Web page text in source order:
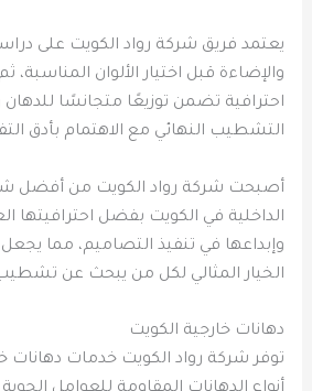
يعتمد فريق شركة رواد الكويت على
والإضاءة قبل اختيار الألوان المناسبة،
احترافية تضمن توزيعًا متجانسًا
التشطيب النهائي مع الاهتمام بأدق
أصبحت شركة رواد الكويت من أفضل
الداخلية في الكويت بفضل احترافيتها
وإبداعها في تنفيذ التصاميم، مما
الخيار المثالي لكل من يبحث عن
دهانات خارجية الكويت
توفر شركة رواد الكويت خدمات دهانات